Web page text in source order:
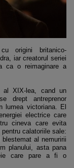
origini britanico-
iar creatorul seriei
ca o reimaginare a
al XIX-lea, cand un
drept antreprenor
lumea victoriana. El
electrice care
cineva care evita
calatoriile sale:
al nemuririi
planului, asta pana
care pare a fi o